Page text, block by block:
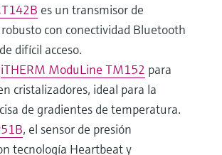
es un transmisor de
con conectividad Bluetooth
difícil acceso.
iTHERM ModuLine TM152 para
cristalizadores, ideal para la
de gradientes de temperatura.
, el sensor de presión
tecnología Heartbeat y